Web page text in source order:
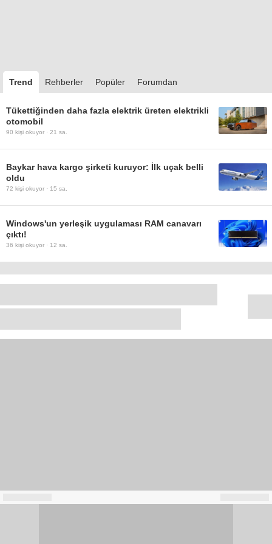
Trend Rehberler Popüler Forumdan
Tükettiğinden daha fazla elektrik üreten elektrikli
otomobil
90 kişi okuyor · 21 sa.
Baykar hava kargo şirketi kuruyor: İlk uçak belli
oldu
72 kişi okuyor · 15 sa.
Windows'un yerleşik uygulaması RAM canavarı
çıktı!
36 kişi okuyor · 12 sa.